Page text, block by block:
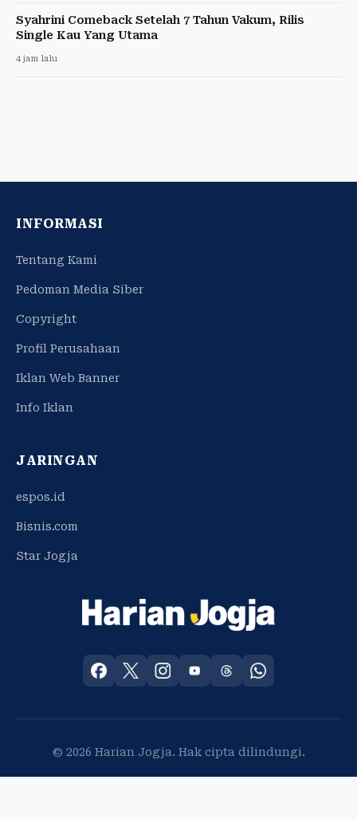
Syahrini Comeback Setelah 7 Tahun Vakum, Rilis
Single Kau Yang Utama
4 jam lalu
INFORMASI
Tentang Kami
Pedoman Media Siber
Copyright
Profil Perusahaan
Iklan Web Banner
Info Iklan
JARINGAN
espos.id
Bisnis.com
Star Jogja
© 2026 Harian Jogja. Hak cipta dilindungi.